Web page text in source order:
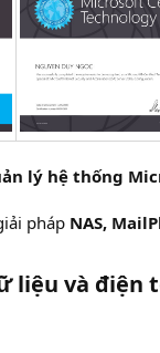
lý hệ thống
pháp NAS,
liệu và điện